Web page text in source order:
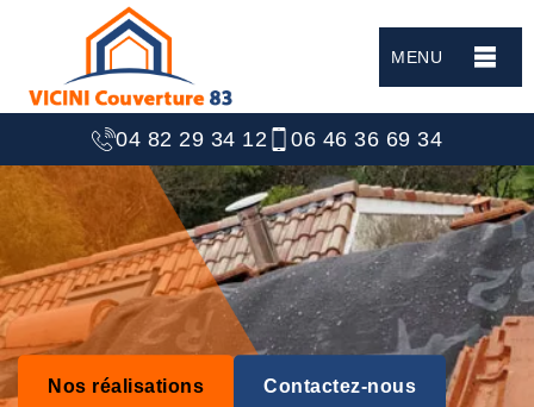
MENU
04 82 29 34 12 06 46 36 69 34
Nos réalisations Contactez-nous